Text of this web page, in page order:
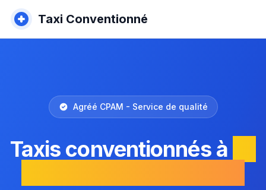
Taxi Conventionné
Agréé CPAM - Service de qualité
Taxis conventionnés à